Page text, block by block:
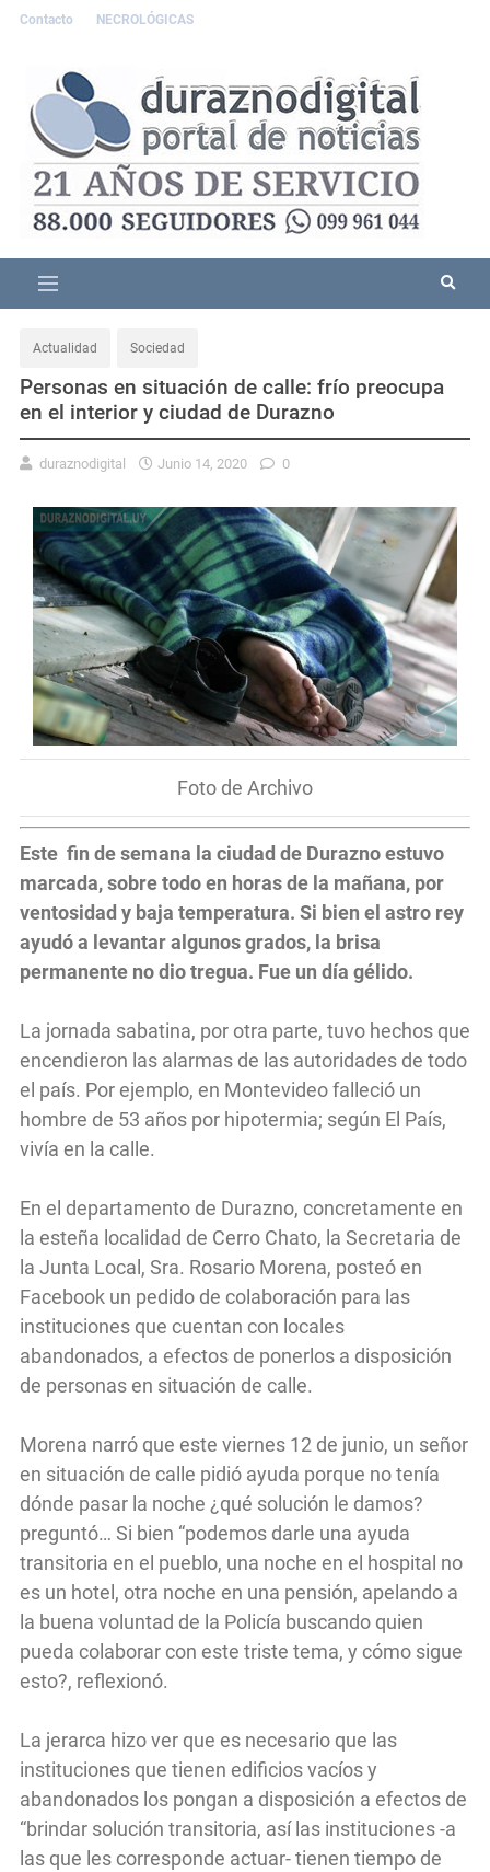
Contacto NECROLÓGICAS
Actualidad Sociedad
Personas en situación de calle: frío preocupa
en el interior y ciudad de Durazno
duraznodigital Junio 14, 2020 0
Foto de Archivo
Este fin de semana la ciudad de Durazno estuvo
marcada, sobre todo en horas de la mañana, por
ventosidad y baja temperatura. Si bien el astro rey
ayudó a levantar algunos grados, la brisa
permanente no dio tregua. Fue un día gélido.
La jornada sabatina, por otra parte, tuvo hechos que
encendieron las alarmas de las autoridades de todo
el país. Por ejemplo, en Montevideo falleció un
hombre de 53 años por hipotermia; según El País,
vivía en la calle.
En el departamento de Durazno, concretamente en
la esteña localidad de Cerro Chato, la Secretaria de
la Junta Local, Sra. Rosario Morena, posteó en
Facebook un pedido de colaboración para las
instituciones que cuentan con locales
abandonados, a efectos de ponerlos a disposición
de personas en situación de calle.
Morena narró que este viernes 12 de junio, un señor
en situación de calle pidió ayuda porque no tenía
dónde pasar la noche ¿qué solución le damos?
preguntó… Si bien “podemos darle una ayuda
transitoria en el pueblo, una noche en el hospital no
es un hotel, otra noche en una pensión, apelando a
la buena voluntad de la Policía buscando quien
pueda colaborar con este triste tema, y cómo sigue
esto?, reflexionó.
La jerarca hizo ver que es necesario que las
instituciones que tienen edificios vacíos y
abandonados los pongan a disposición a efectos de
“brindar solución transitoria, así las instituciones -a
las que les corresponde actuar- tienen tiempo de